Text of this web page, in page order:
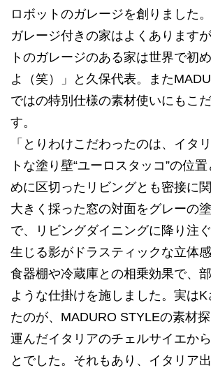
ロボットのガレージを創りました
ガレージ付きの家はよくあります
トのガレージのある家は世界で初
よ（笑）」と久保代表。また
ではの特別仕様の素材使いにもこ
す。
「とりわけこだわったのは、イタ
トな塗り壁“ユーロスタッコ”の位
めに区切ったリビングとも密接に
大きく採った窓の対面をグレーの
で、リビングダイニングに降り注
生じる影がドラスティックな立体
食器棚や冷蔵庫との相乗効果で、
ような仕掛けを施しました。実はK
たのが、MADURO STYLEの素材
運んだイタリアのチェルサイエか
とでした。それもあり、イタリア